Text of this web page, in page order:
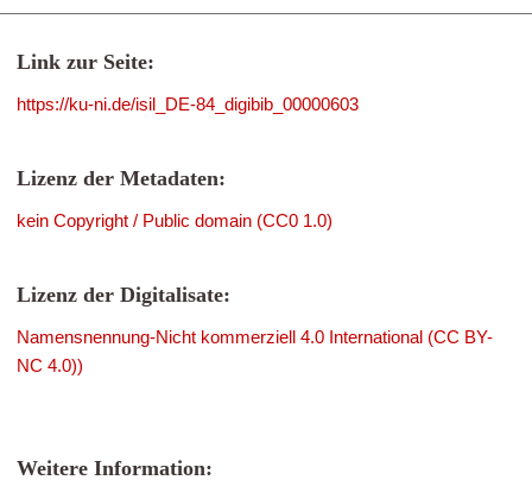
Link zur Seite:
https://ku-ni.de/isil_DE-84_digibib_00000603
Lizenz der Metadaten:
kein Copyright / Public domain (CC0 1.0)
Lizenz der Digitalisate:
Namensnennung-Nicht kommerziell 4.0 International (CC BY-
NC 4.0))
Weitere Information: